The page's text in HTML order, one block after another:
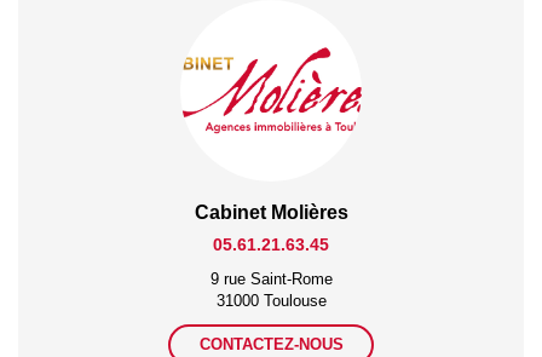
Cabinet Molières
05.61.21.63.45
9 rue Saint-Rome
31000 Toulouse
CONTACTEZ-NOUS